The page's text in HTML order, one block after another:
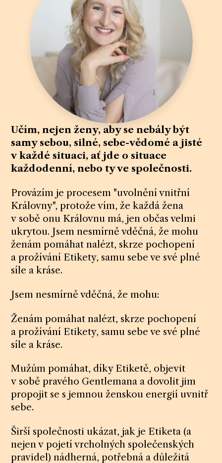
Učím, nejen ženy, aby se nebály být
samy sebou, silné, sebe-vědomé a jisté
v každé situaci, ať jde o situace
každodenní, nebo ty ve společnosti.
Provázím je procesem "uvolnění vnitřní
Královny", protože vím, že každá žena
v sobě onu Královnu má, jen občas velmi
ukrytou. Jsem nesmírně vděčná, že mohu
ženám pomáhat nalézt, skrze pochopení
a prožívání Etikety, samu sebe ve své plné
síle a kráse.
Jsem nesmírně vděčná, že mohu:
Ženám pomáhat nalézt, skrze pochopení
a prožívání Etikety, samu sebe ve své plné
síle a kráse.
Mužům pomáhat, díky Etiketě, objevit
v sobě pravého Gentlemana a dovolit jim
propojit se s jemnou ženskou energií uvnitř
sebe.
Širší společnosti ukázat, jak je Etiketa (a
nejen v pojetí vrcholných společenských
pravidel) nádherná, potřebná a důležitá